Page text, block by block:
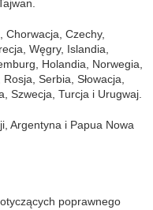
Chorwacja, Czechy,
Węgry, Islandia,
Holandia, Norwegia,
Serbia, Słowacja,
Szwecja, Turcja i Urugwaj.
Argentyna i Papua Nowa
poprawnego